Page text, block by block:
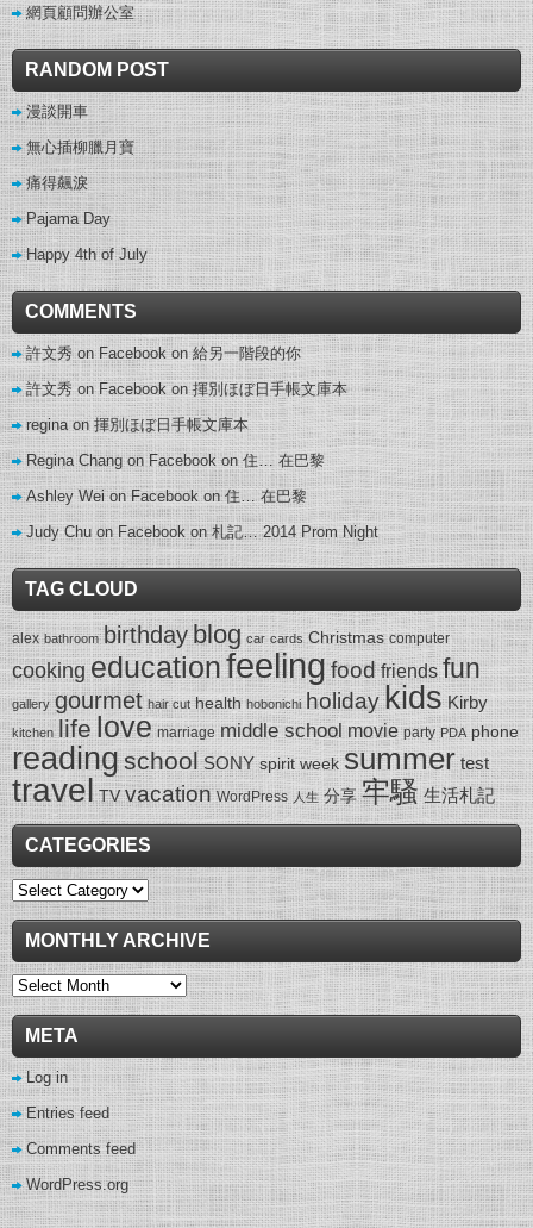
網頁顧問辦公室
RANDOM POST
漫談開車
無心插柳臘月寶
痛得飆淚
Pajama Day
Happy 4th of July
COMMENTS
許文秀 on Facebookon給另一階段的你
許文秀 on Facebookon揮別ほぼ日手帳文庫本
reginaon揮別ほぼ日手帳文庫本
Regina Chang on Facebookon住… 在巴黎
Ashley Wei on Facebookon住… 在巴黎
Judy Chu on Facebook on札記… 2014 Prom Night
TAG CLOUD
alex bathroom birthday blog car cards Christmas computer
cooking educationfeeling food friends fun
gallery gourmet hair cut health hobonichi holiday kids Kirby
kitchen life love marriage middle school movie party PDA phone
readingschool SONY spirit week summer test
travel TV vacation WordPress 人生 分享 牢騷 生活札記
CATEGORIES
Categories
MONTHLY ARCHIVE
Monthly
Archive
META
Log in
Entries feed
Comments feed
WordPress.org